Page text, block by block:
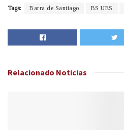
Tags: Barra de Santiago BS UES
Relacionado Noticias